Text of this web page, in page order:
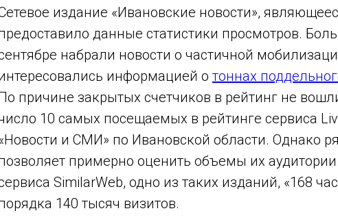
издание «Ивановские новости»,
данные статистики просмотров.
набрали новости о частичной
информацией о тоннах
причине закрытых счетчиков в рейтинг не
10 самых посещаемых в рейтинге сервиса
и СМИ» по Ивановской области. Однако
примерно оценить объемы их
SimilarWeb, одно из таких изданий, «168
140 тысяч визитов.